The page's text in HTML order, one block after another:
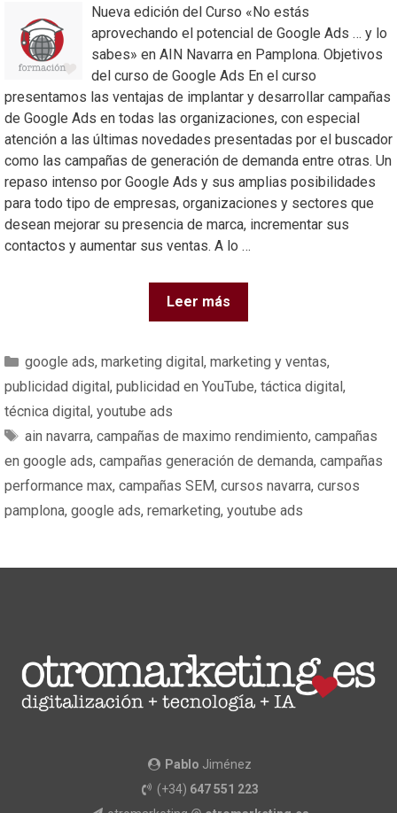
Nueva edición del Curso «No estás
aprovechando el potencial de Google Ads … y lo
sabes» en AIN Navarra en Pamplona. Objetivos
del curso de Google Ads En el curso
presentamos las ventajas de implantar y desarrollar campañas
de Google Ads en todas las organizaciones, con especial
atención a las últimas novedades presentadas por el buscador
como las campañas de generación de demanda entre otras. Un
repaso intenso por Google Ads y sus amplias posibilidades
para todo tipo de empresas, organizaciones y sectores que
desean mejorar su presencia de marca, incrementar sus
contactos y aumentar sus ventas. A lo …
Leer más
google ads, marketing digital, marketing y ventas,
publicidad digital, publicidad en YouTube, táctica digital,
técnica digital, youtube ads
ain navarra, campañas de maximo rendimiento, campañas
en google ads, campañas generación de demanda, campañas
performance max, campañas SEM, cursos navarra, cursos
pamplona, google ads, remarketing, youtube ads
Pablo Jiménez
(+34) 647 551 223